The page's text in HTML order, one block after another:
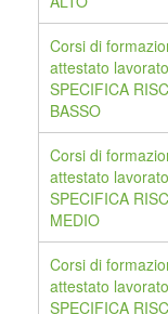
Corsi di
attestato
SPECIFICA
BASSO
Corsi di
attestato
SPECIFICA
MEDIO
Corsi di
attestato
SPECIFICA